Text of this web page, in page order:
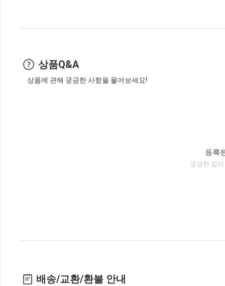
상품Q&A
상품에 관해 궁금한 사항을 물어보세요!
등록
궁금한 점
배송/교환/환불 안내